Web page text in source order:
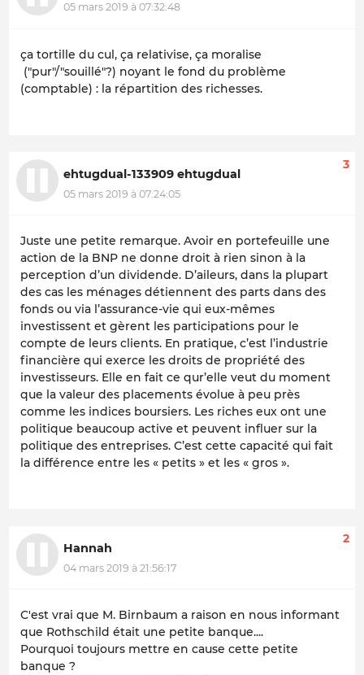
05 mars 2019 à 07:32:48
ça tortille du cul, ça relativise, ça moralise
("pur"/"souillé"?) noyant le fond du problème
(comptable) : la répartition des richesses.
ehtugdual-133909 ehtugdual
05 mars 2019 à 07:24:05
3
Juste une petite remarque. Avoir en portefeuille une
action de la BNP ne donne droit à rien sinon à la
perception d’un dividende. D’aileurs, dans la plupart
des cas les ménages détiennent des parts dans des
fonds ou via l’assurance-vie qui eux-mêmes
investissent et gèrent les participations pour le
compte de leurs clients. En pratique, c’est l’industrie
financière qui exerce les droits de propriété des
investisseurs. Elle en fait ce qur’elle veut du moment
que la valeur des placements évolue à peu près
comme les indices boursiers. Les riches eux ont une
politique beaucoup active et peuvent influer sur la
politique des entreprises. C’est cette capacité qui fait
la différence entre les « petits » et les « gros ».
Hannah
04 mars 2019 à 21:56:17
2
C'est vrai que M. Birnbaum a raison en nous informant
que Rothschild était une petite banque....
Pourquoi toujours mettre en cause cette petite
banque ?